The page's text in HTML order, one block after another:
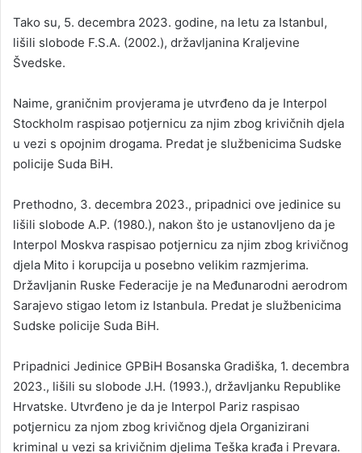
Tako su, 5. decembra 2023. godine, na letu za Istanbul,
lišili slobode F.S.A. (2002.), državljanina Kraljevine
Švedske.
Naime, graničnim provjerama je utvrđeno da je Interpol
Stockholm raspisao potjernicu za njim zbog krivičnih djela
u vezi s opojnim drogama. Predat je službenicima Sudske
policije Suda BiH.
Prethodno, 3. decembra 2023., pripadnici ove jedinice su
lišili slobode A.P. (1980.), nakon što je ustanovljeno da je
Interpol Moskva raspisao potjernicu za njim zbog krivičnog
djela Mito i korupcija u posebno velikim razmjerima.
Državljanin Ruske Federacije je na Međunarodni aerodrom
Sarajevo stigao letom iz Istanbula. Predat je službenicima
Sudske policije Suda BiH.
Pripadnici Jedinice GPBiH Bosanska Gradiška, 1. decembra
2023., lišili su slobode J.H. (1993.), državljanku Republike
Hrvatske. Utvrđeno je da je Interpol Pariz raspisao
potjernicu za njom zbog krivičnog djela Organizirani
kriminal u vezi sa krivičnim djelima Teška krađa i Prevara.